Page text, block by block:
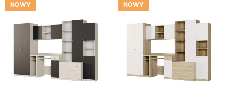
NOWY NOWY